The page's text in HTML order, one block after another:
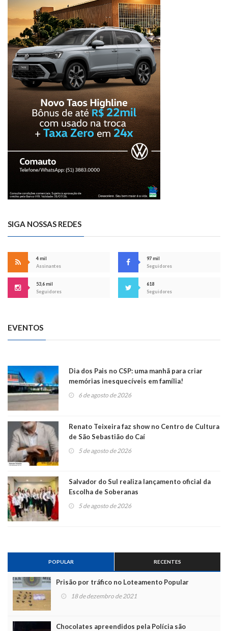
SIGA NOSSAS REDES
4 mil
Assinantes
97 mil
Seguidores
53,6 mil
Seguidores
618
Seguidores
EVENTOS
Dia dos Pais no CSP: uma manhã para criar
memórias inesquecíveis em família!
6 de agosto de 2026
Renato Teixeira faz show no Centro de Cultura
de São Sebastião do Caí
5 de agosto de 2026
Salvador do Sul realiza lançamento oficial da
Escolha de Soberanas
5 de agosto de 2026
POPULAR RECENTES
Prisão por tráfico no Loteamento Popular
18 de dezembro de 2021
Chocolates apreendidos pela Polícia são